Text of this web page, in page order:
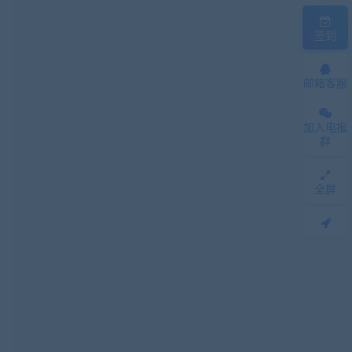
邮箱客服
加入电报
群
全屏